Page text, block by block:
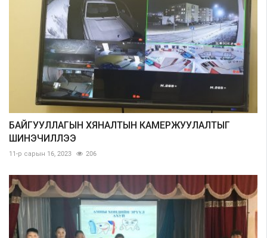
БАЙГУУЛЛАГЫН ХЯНАЛТЫН КАМЕРЖУУЛАЛТЫГ
ШИНЭЧИЛЛЭЭ
11-р сарын 16, 2023 206